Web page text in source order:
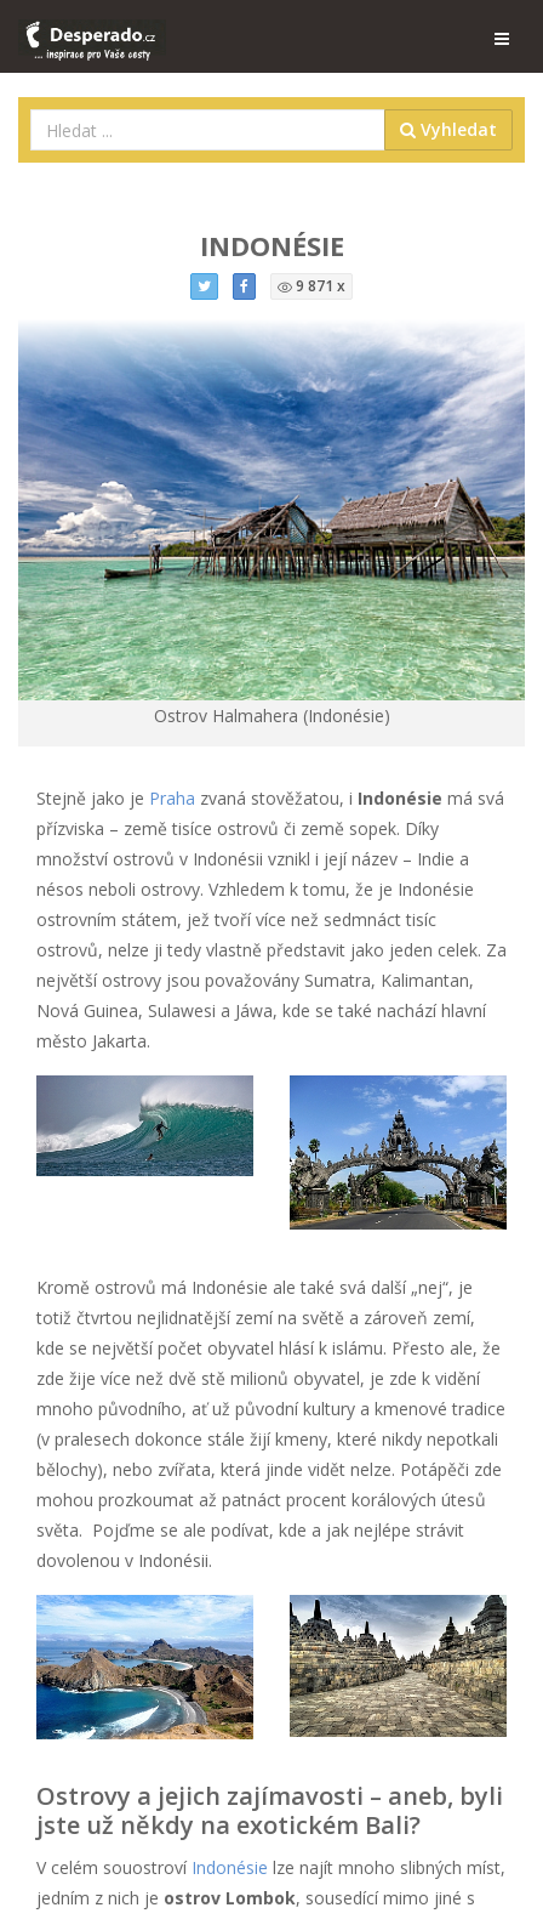
Vyhledat
INDONÉSIE
9 871 x
Ostrov Halmahera (Indonésie)
Stejně jako je Praha zvaná stověžatou, i Indonésie má svá
přízviska – země tisíce ostrovů či země sopek. Díky
množství ostrovů v Indonésii vznikl i její název – Indie a
nésos neboli ostrovy. Vzhledem k tomu, že je Indonésie
ostrovním státem, jež tvoří více než sedmnáct tisíc
ostrovů, nelze ji tedy vlastně představit jako jeden celek. Za
největší ostrovy jsou považovány Sumatra, Kalimantan,
Nová Guinea, Sulawesi a Jáwa, kde se také nachází hlavní
město Jakarta.
Kromě ostrovů má Indonésie ale také svá další „nej“, je
totiž čtvrtou nejlidnatější zemí na světě a zároveň zemí,
kde se největší počet obyvatel hlásí k islámu. Přesto ale, že
zde žije více než dvě stě milionů obyvatel, je zde k vidění
mnoho původního, ať už původní kultury a kmenové tradice
(v pralesech dokonce stále žijí kmeny, které nikdy nepotkali
bělochy), nebo zvířata, která jinde vidět nelze. Potápěči zde
mohou prozkoumat až patnáct procent korálových útesů
světa. Pojďme se ale podívat, kde a jak nejlépe strávit
dovolenou v Indonésii.
Ostrovy a jejich zajímavosti – aneb, byli
jste už někdy na exotickém Bali?
V celém souostroví Indonésie lze najít mnoho slibných míst,
jedním z nich je ostrov Lombok, sousedící mimo jiné s